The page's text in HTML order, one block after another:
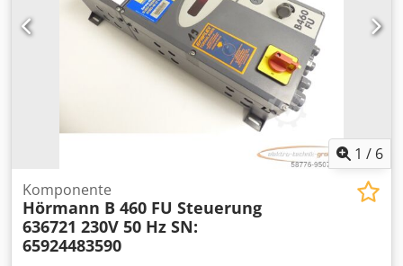
1 / 6
Komponente
Hörmann B 460 FU Steuerung
636721 230V 50 Hz SN:
65924483590